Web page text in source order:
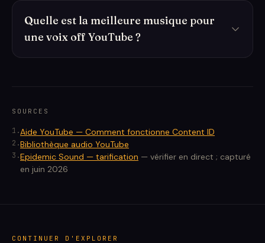
Quelle est la meilleure musique pour
une voix off YouTube ?
SOURCES
1 .Aide YouTube — Comment fonctionne Content ID
2 .Bibliothèque audio YouTube
3 .Epidemic Sound — tarification — vérifier en direct ; capturé
en juin 2026
CONTINUER D'EXPLORER